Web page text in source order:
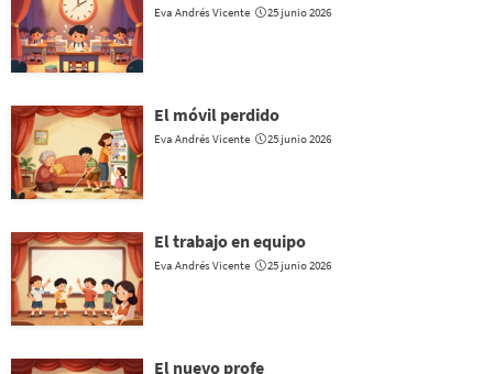
Eva Andrés Vicente 25 junio 2026
El móvil perdido
Eva Andrés Vicente 25 junio 2026
El trabajo en equipo
Eva Andrés Vicente 25 junio 2026
El nuevo profe